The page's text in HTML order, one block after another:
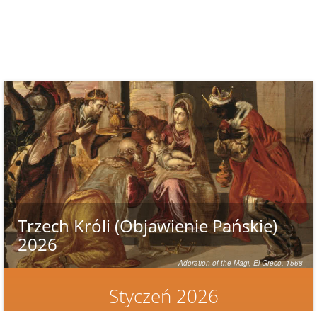
Styczeń 2026
Trzech Króli (Objawienie Pańskie)
2026
Adoration of the Magi, El Greco, 1568